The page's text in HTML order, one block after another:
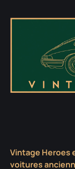
Vintage Heroes
voitures